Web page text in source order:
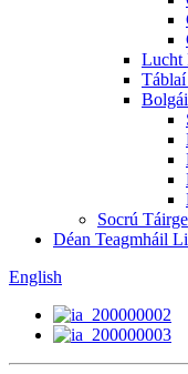
Lucht
Socrú Táirge
Déan Teagmháil
English